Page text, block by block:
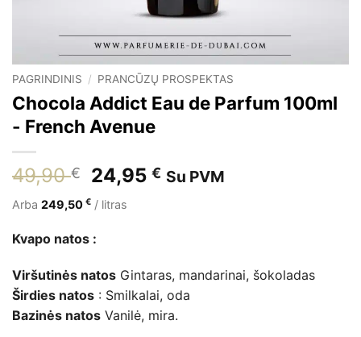
PAGRINDINIS / PRANCŪZŲ PROSPEKTAS
Chocola Addict Eau de Parfum 100ml
- French Avenue
49,90€
Pradinė
kaina
buvo:
49,90 €.
24,95€Dabartinė
Su PVM
Arba 249,50 € / litras
Kvapo natos :
Viršutinės natos Gintaras, mandarinai, šokoladas
Širdies natos : Smilkalai, oda
Bazinės natos Vanilė, mira.